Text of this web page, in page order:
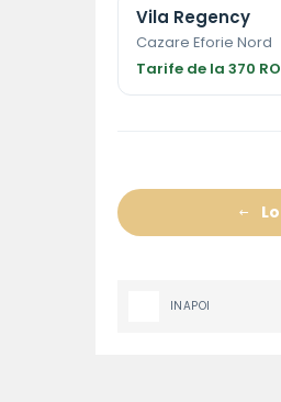
Vila Regency
Cazare Eforie Nord
Tarife de la 370
INAPOI